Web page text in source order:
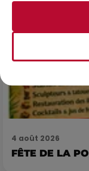
4 août 2026
FÊTE DE LA